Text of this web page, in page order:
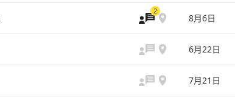
2
8月6日
6月22日
7月21日